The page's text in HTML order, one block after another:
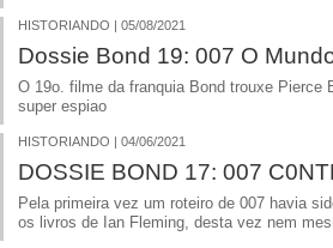
HISTORIANDO | 05/08/2021
Dossie Bond 19: 007 O
O 19o. filme da franquia Bond trouxe Pierce
super espiao
HISTORIANDO | 04/06/2021
DOSSIE BOND 17: 007
Pela primeira vez um roteiro de 007 havia
os livros de Ian Fleming, desta vez nem